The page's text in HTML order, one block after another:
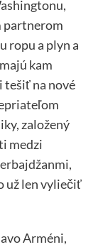
partnerom
ropu a plyn a
kam
tešiť na nové
založený
medzi
,
už len vyliečiť
Arméni,